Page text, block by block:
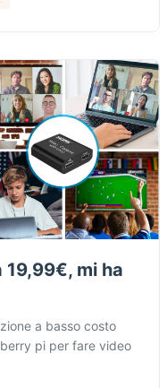
19,99€, mi ha
a basso costo
pi per fare video